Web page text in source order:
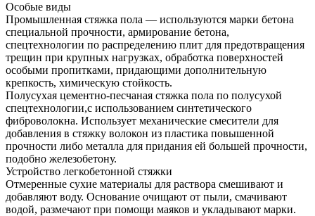
Особые виды
Промышленная стяжка пола — используются марки бетона
специальной прочности, армирование бетона,
спецтехнологии по распределению плит для предотвращения
трещин при крупных нагрузках, обработка поверхностей
особыми пропитками, придающими дополнительную
крепкость, химическую стойкость.
Полусухая цементно-песчаная стяжка пола по полусухой
спецтехнологии,с использованием синтетического
фиброволокна. Использует механические смесители для
добавления в стяжку волокон из пластика повышенной
прочности либо металла для придания ей большей прочности,
подобно железобетону.
Устройство легкобетонной стяжки
Отмеренные сухие материалы для раствора смешивают и
добавляют воду. Основание очищают от пыли, смачивают
водой, размечают при помощи маяков и укладывают марки.